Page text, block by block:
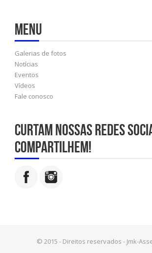
Menu
Galerias de fotos
Notícias
Eventos
Vídeos
Fale conosco
Curtam nossas redes
compartilhem!
© 2015 - Direitos reservados - Jmk-